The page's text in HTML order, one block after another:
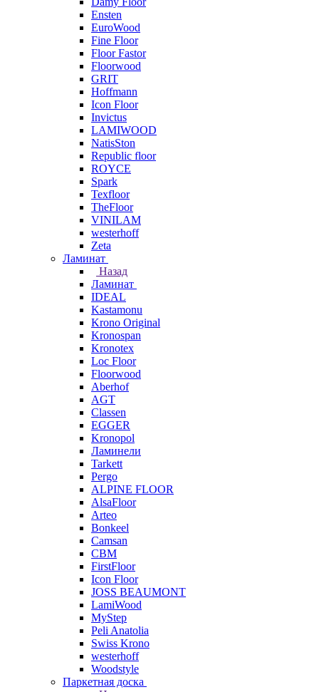
Ensten
EuroWood
Fine Floor
Floor Fastor
Floorwood
GRIT
Hoffmann
Icon Floor
Invictus
LAMIWOOD
NatisSton
Republic floor
ROYCE
Spark
Texfloor
TheFloor
VINILAM
westerhoff
Zeta
Ламинат
Назад
Ламинат
IDEAL
Kastamonu
Krono Original
Kronospan
Kronotex
Loc Floor
Floorwood
Aberhof
AGT
Classen
EGGER
Kronopol
Ламинели
Tarkett
Pergo
ALPINE FLOOR
AlsaFloor
Arteo
Bonkeel
Camsan
CBM
FirstFloor
Icon Floor
JOSS BEAUMONT
LamiWood
MyStep
Peli Anatolia
Swiss Krono
westerhoff
Woodstyle
Паркетная доска